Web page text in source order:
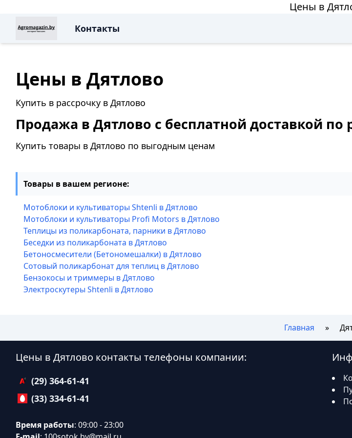
Цены в
Контакты
Цены в Дятлово
Купить в рассрочку в Дятлово
Продажа в Дятлово с бесплатной доставкой по
Купить товары в Дятлово по выгодным ценам
Товары в вашем регионе:
Мотоблоки и культиваторы Shtenli в Дятлово
Мотоблоки и культиваторы Profi Motors в Дятлово
Теплицы из поликарбоната, парники в Дятлово
Беседки из поликарбоната в Дятлово
Бетоносмесители (Бетономешалки) в Дятлово
Сотовый поликарбонат для теплиц в Дятлово
Бензокосы и триммеры в Дятлово
Электроскутеры Shtenli в Дятлово
Главная
Цены в Дятлово контакты телефоны компании:
(29) 364-61-41
(33) 334-61-41
Время работы: 09:00 - 23:00